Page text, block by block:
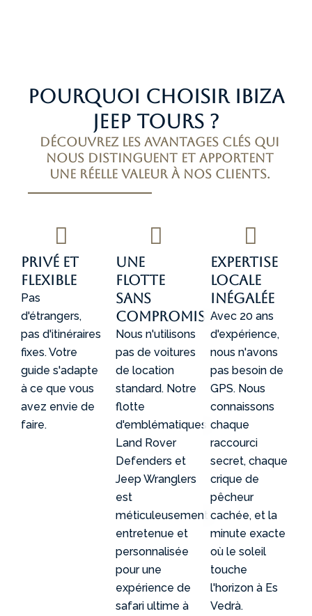
Pourquoi choisir Ibiza
Jeep Tours ?
Découvrez les avantages clés qui
nous distinguent et apportent
une réelle valeur à nos clients.
Privé et
flexible
Pas
d'étrangers,
pas d'itinéraires
fixes. Votre
guide s'adapte
à ce que vous
avez envie de
faire.
Une
flotte
sans
compromis
Nous n'utilisons
pas de voitures
de location
standard. Notre
flotte
d'emblématiques
Land Rover
Defenders et
Jeep Wranglers
est
méticuleusement
entretenue et
personnalisée
pour une
expérience de
safari ultime à
Expertise
locale
inégalée
Avec 20 ans
d'expérience,
nous n'avons
pas besoin de
GPS. Nous
connaissons
chaque
raccourci
secret, chaque
crique de
pêcheur
cachée, et la
minute exacte
où le soleil
touche
l'horizon à Es
Vedrà.